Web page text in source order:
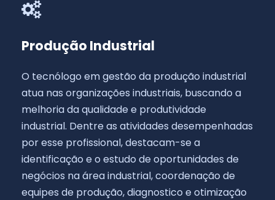
Produção Industrial
O tecnólogo em gestão da produção industrial
atua nas organizações industriais, buscando a
melhoria da qualidade e produtividade
industrial. Dentre as atividades desempenhadas
por esse profissional, destacam-se a
identificação e o estudo de oportunidades de
negócios na área industrial, coordenação de
equipes de produção, diagnostico e otimização